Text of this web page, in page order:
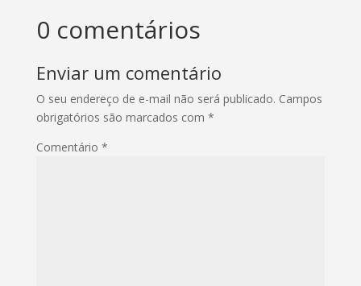
0 comentários
Enviar um comentário
O seu endereço de e-mail não será publicado. Campos
obrigatórios são marcados com *
Comentário *